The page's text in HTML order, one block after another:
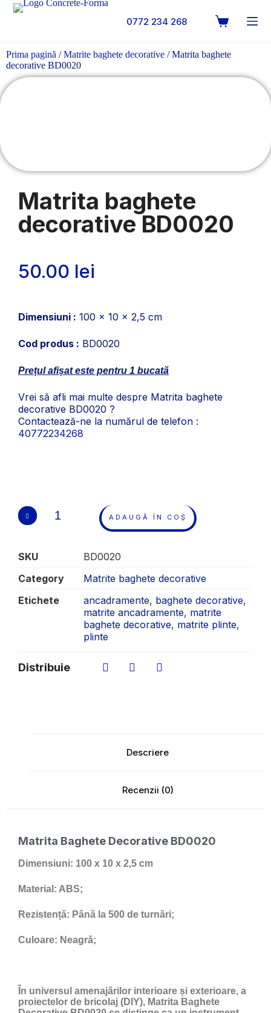
0772 234 268
Prima pagină /Matrite baghete decorative / Matrita baghete
decorative BD0020
Matrita baghete
decorative BD0020
50.00 lei
Dimensiuni : 100 x 10 x 2,5 cm
Cod produs : BD0020
Prețul afișat este pentru 1 bucată
Vrei să afli mai multe despre Matrita baghete
decorative BD0020 ?
Contactează-ne la numărul de telefon :
40772234268
ADAUGĂ ÎN COȘ
SKU
BD0020
Category
Matrite baghete decorative
Etichete
ancadramente, baghete decorative,
matrite ancadramente, matrite
baghete decorative, matrite plinte,
plinte
Distribuie
Descriere
Recenzii (0)
Matrita Baghete Decorative BD0020
Dimensiuni: 100 x 10 x 2,5 cm
Material: ABS;
Rezistență: Până la 500 de turnări;
Culoare: Neagră;
În universul amenajărilor interioare și exterioare, a
proiectelor de bricolaj (DIY), Matrita Baghete